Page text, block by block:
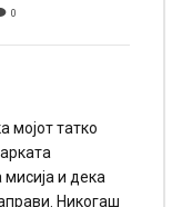
0
мојот татко
и дека
Никогаш